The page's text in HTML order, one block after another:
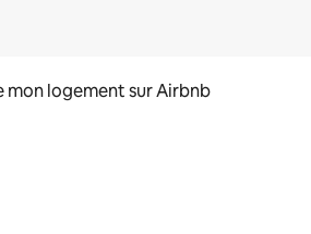
mon logement sur Airbnb